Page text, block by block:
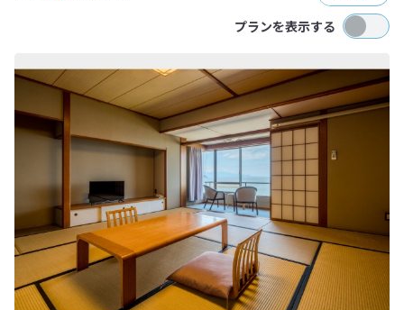
プランを表示する